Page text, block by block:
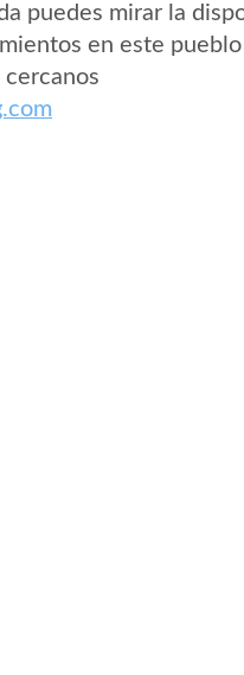
puedes mirar la
en este
cercanos